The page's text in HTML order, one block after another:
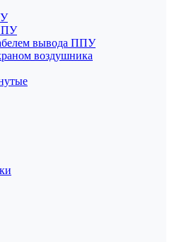
вывода ППУ
воздушника